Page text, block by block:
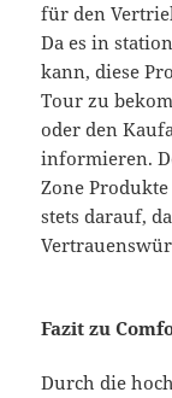
für den
Da es in
kann, diese
Tour zu
oder den
informieren.
Zone
stets darauf,
Fazit zu
Durch die